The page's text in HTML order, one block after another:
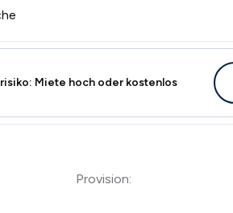
Miete hoch oder kostenlos
Provision: